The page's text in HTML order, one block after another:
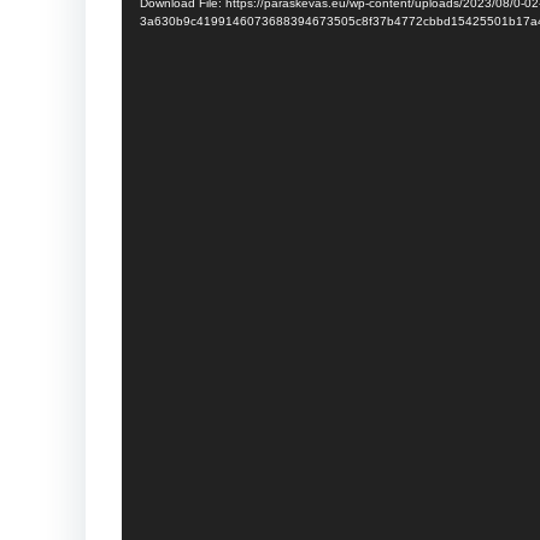
Download File: https://paraskevas.eu/wp-content/uploads/2023/08/0-